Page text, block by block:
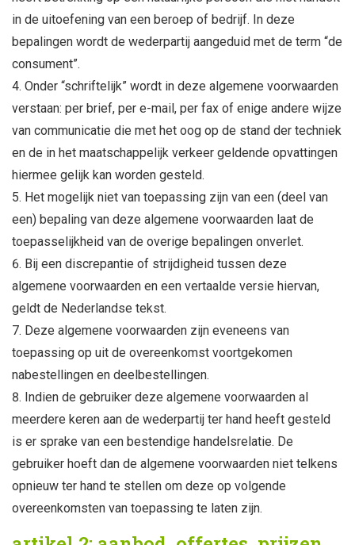
in de uitoefening van een beroep of bedrijf. In deze
bepalingen wordt de wederpartij aangeduid met de term “de
consument”.
Onder “schriftelijk” wordt in deze algemene voorwaarden
verstaan: per brief, per e-mail, per fax of enige andere wijze
van communicatie die met het oog op de stand der techniek
en de in het maatschappelijk verkeer geldende opvattingen
hiermee gelijk kan worden gesteld.
Het mogelijk niet van toepassing zijn van een (deel van
een) bepaling van deze algemene voorwaarden laat de
toepasselijkheid van de overige bepalingen onverlet.
Bij een discrepantie of strijdigheid tussen deze
algemene voorwaarden en een vertaalde versie hiervan,
geldt de Nederlandse tekst.
Deze algemene voorwaarden zijn eveneens van
toepassing op uit de overeenkomst voortgekomen
nabestellingen en deelbestellingen.
Indien de gebruiker deze algemene voorwaarden al
meerdere keren aan de wederpartij ter hand heeft gesteld
is er sprake van een bestendige handelsrelatie. De
gebruiker hoeft dan de algemene voorwaarden niet telkens
opnieuw ter hand te stellen om deze op volgende
overeenkomsten van toepassing te laten zijn.